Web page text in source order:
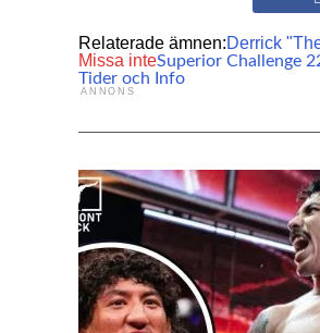
Relaterade ämnen:Derrick
Missa inteSuperior Challenge
Tider och Info
ANNONS